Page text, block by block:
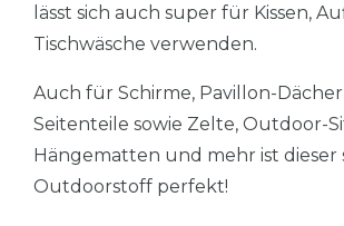
lässt sich auch super für Kissen,
Tischwäsche verwenden.
Auch für Schirme, Pavillon-
Seitenteile sowie Zelte, Outdoor-
Hängematten und mehr ist dieser
Outdoorstoff perfekt!